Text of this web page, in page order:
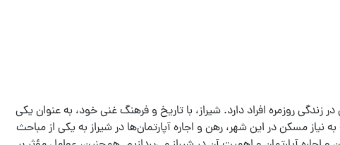
زندگی روزمره افراد دارد. شیراز، با تاریخ و فرهنگ غنی خود، به عنوان یکی
نیاز مسکن در این شهر، رهن و اجاره آپارتمان‌ها در شیراز به یکی از مباحث